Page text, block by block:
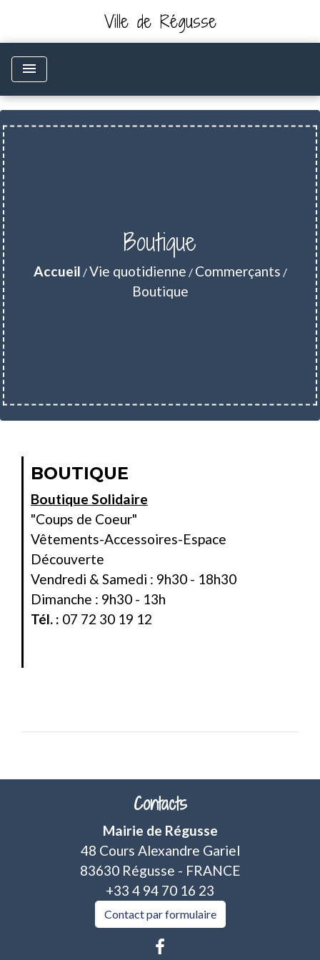
Ville de Régusse
menu
Boutique
Accueil /Vie quotidienne / Commerçants /
Boutique
BOUTIQUE
Boutique Solidaire
"Coups de Coeur"
Vêtements-Accessoires-Espace
Découverte
Vendredi & Samedi : 9h30 - 18h30
Dimanche : 9h30 - 13h
Tél. : 07 72 30 19 12
Contacts
Mairie de Régusse
48 Cours Alexandre Gariel
83630 Régusse - FRANCE
+33 4 94 70 16 23
Contact par formulaire